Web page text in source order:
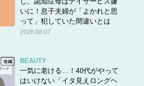
いに！息子夫婦が「よかれと思
って」犯していた間違いとは
2026.08.07
BEAUTY
一気に老ける…！40代がやって
はいけない「イタ見えロングヘ